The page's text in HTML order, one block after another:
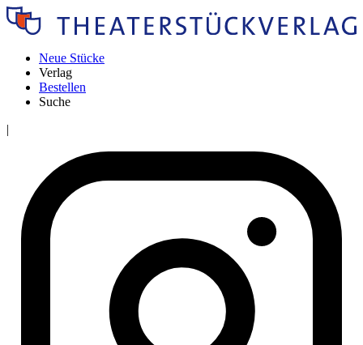
Neue Stücke
Verlag
Bestellen
Suche
|